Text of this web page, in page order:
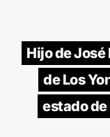
Hijo de
de Los
estado